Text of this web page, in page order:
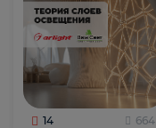
14 664